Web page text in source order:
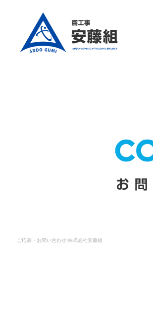
ご応募・お問い合わせ|株式会社安藤組